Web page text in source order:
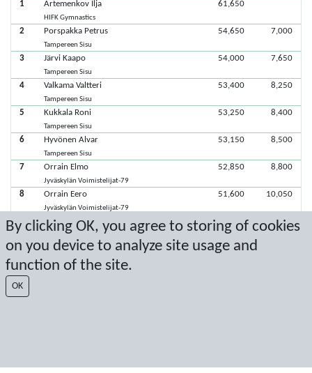
By clicking OK, you agree to storing of cookies
on you device to analyze site usage and
function of the site.
OK
1
Artemenkov Ilja
HIFK Gymnastics
61,650
2 Porspakka Petrus
Tampereen Sisu
54,650 7,000
3 Järvi Kaapo
Tampereen Sisu
54,000 7,650
4 Valkama Valtteri
Tampereen Sisu
53,400 8,250
5 Kukkala Roni
Tampereen Sisu
53,250 8,400
6 Hyvönen Alvar
Tampereen Sisu
53,150 8,500
7 Orrain Elmo
Jyväskylän Voimistelijat-79
52,850 8,800
8 Orrain Eero
Jyväskylän Voimistelijat-79
51,600 10,050
Viimeisimmät pisteet: 11.6.2023 18.28.08
Score by Sport Event Systemswww.sporteventsystems.se